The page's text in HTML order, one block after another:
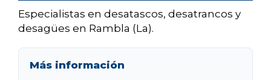
Especialistas en desatascos, desatrancos y
desagües en Rambla (La).
Más información